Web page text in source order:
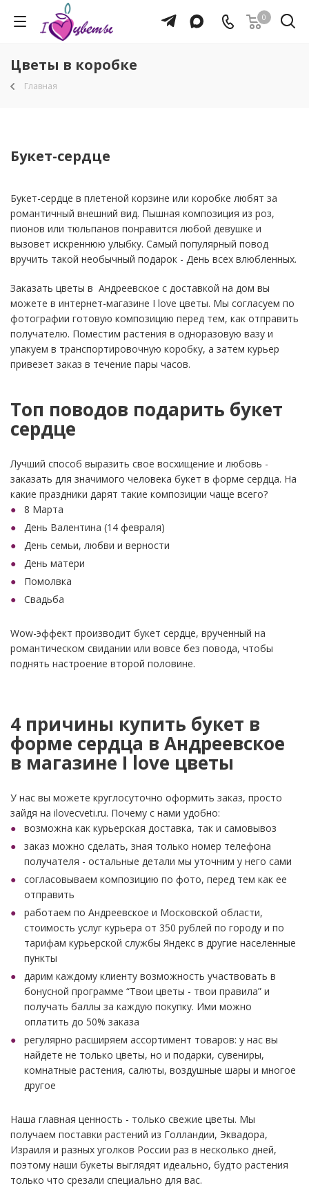
0
Цветы в коробке
Главная
Букет-сердце
Букет-сердце в плетеной корзине или коробке любят за
романтичный внешний вид. Пышная композиция из роз,
пионов или тюльпанов понравится любой девушке и
вызовет искреннюю улыбку. Самый популярный повод
вручить такой необычный подарок - День всех влюбленных.
Заказать цветы в Андреевское с доставкой на дом вы
можете в интернет-магазине I love цветы. Мы согласуем по
фотографии готовую композицию перед тем, как отправить
получателю. Поместим растения в одноразовую вазу и
упакуем в транспортировочную коробку, а затем курьер
привезет заказ в течение пары часов.
Топ поводов подарить букет
сердце
Лучший способ выразить свое восхищение и любовь -
заказать для значимого человека букет в форме сердца. На
какие праздники дарят такие композиции чаще всего?
8 Марта
День Валентина (14 февраля)
День семьи, любви и верности
День матери
Помолвка
Свадьба
Wow-эффект производит букет сердце, врученный на
романтическом свидании или вовсе без повода, чтобы
поднять настроение второй половине.
4 причины купить букет в
форме сердца в Андреевское
в магазине I love цветы
У нас вы можете круглосуточно оформить заказ, просто
зайдя на ilovecveti.ru. Почему с нами удобно:
возможна как курьерская доставка, так и самовывоз
заказ можно сделать, зная только номер телефона
получателя - остальные детали мы уточним у него сами
согласовываем композицию по фото, перед тем как ее
отправить
работаем по Андреевское и Московской области,
стоимость услуг курьера от 350 рублей по городу и по
тарифам курьерской службы Яндекс в другие населенные
пункты
дарим каждому клиенту возможность участвовать в
бонусной программе “Твои цветы - твои правила” и
получать баллы за каждую покупку. Ими можно
оплатить до 50% заказа
регулярно расширяем ассортимент товаров: у нас вы
найдете не только цветы, но и подарки, сувениры,
комнатные растения, салюты, воздушные шары и многое
другое
Наша главная ценность - только свежие цветы. Мы
получаем поставки растений из Голландии, Эквадора,
Израиля и разных уголков России раз в несколько дней,
поэтому наши букеты выглядят идеально, будто растения
только что срезали специально для вас.